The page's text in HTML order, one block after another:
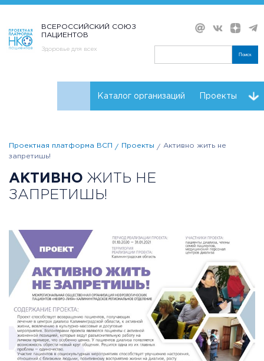
ВСЕРОССИЙСКИЙ СОЮЗ
ПАЦИЕНТОВ
Здоровье для всех
Поиск
Каталог организаций Проекты
Проектная платформа ВСП Проекты
Активно жить не
запретишь!
АКТИВНО ЖИТЬ НЕ
ЗАПРЕТИШЬ!